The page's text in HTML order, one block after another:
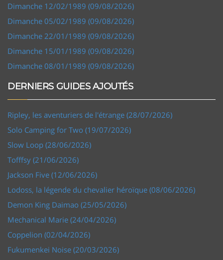
Dimanche 12/02/1989 (09/08/2026)
Dimanche 05/02/1989 (09/08/2026)
Dimanche 22/01/1989 (09/08/2026)
Dimanche 15/01/1989 (09/08/2026)
Dimanche 08/01/1989 (09/08/2026)
DERNIERS GUIDES AJOUTÉS
Ripley, les aventuriers de l'étrange (28/07/2026)
Solo Camping for Two (19/07/2026)
Slow Loop (28/06/2026)
Tofffsy (21/06/2026)
Jackson Five (12/06/2026)
Lodoss, la légende du chevalier héroïque (08/06/2026)
Demon King Daimao (25/05/2026)
Mechanical Marie (24/04/2026)
Coppelion (02/04/2026)
Fukumenkei Noise (20/03/2026)